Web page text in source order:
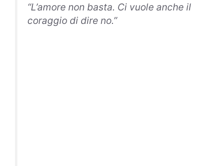
“L’amore non basta. Ci vuole anche il
coraggio di dire no.”